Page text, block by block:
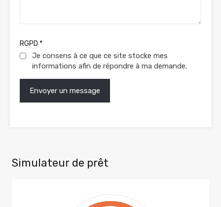
RGPD *
Je consens à ce que ce site stocke mes
informations afin de répondre à ma demande.
Simulateur de prêt